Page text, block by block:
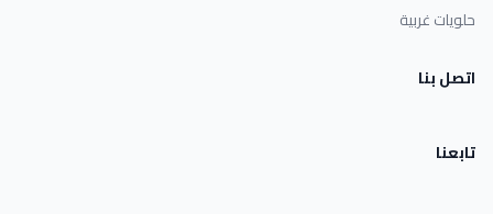
حلويات غربية
اتصل بنا
تابعنا